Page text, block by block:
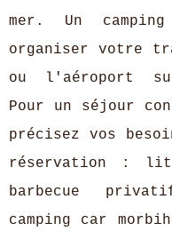
mer. Un
organiser votre
ou l'aéroport
Pour un séjour
précisez vos
réservation : lit
barbecue
camping car